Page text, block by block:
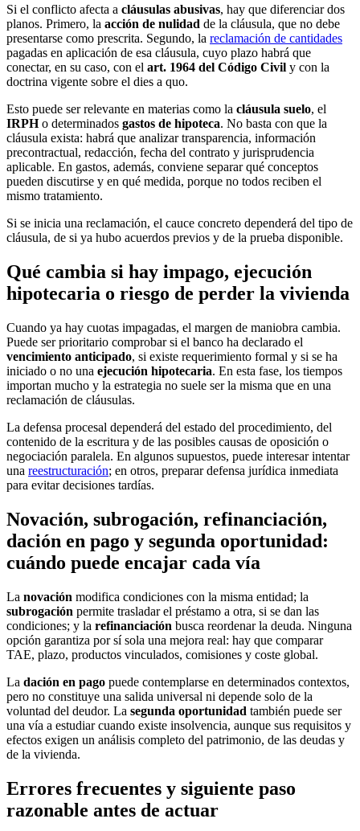
Si el conflicto afecta a cláusulas abusivas, hay que diferenciar dos
planos. Primero, la acción de nulidad de la cláusula, que no debe
presentarse como prescrita. Segundo, la reclamación de cantidades
pagadas en aplicación de esa cláusula, cuyo plazo habrá que
conectar, en su caso, con el art. 1964 del Código Civil y con la
doctrina vigente sobre el dies a quo.
Esto puede ser relevante en materias como la cláusula suelo, el
IRPHo determinados gastos de hipoteca. No basta con que la
cláusula exista: habrá que analizar transparencia, información
precontractual, redacción, fecha del contrato y jurisprudencia
aplicable. En gastos, además, conviene separar qué conceptos
pueden discutirse y en qué medida, porque no todos reciben el
mismo tratamiento.
Si se inicia una reclamación, el cauce concreto dependerá del tipo de
cláusula, de si ya hubo acuerdos previos y de la prueba disponible.
Qué cambia si hay impago, ejecución
hipotecaria o riesgo de perder la vivienda
Cuando ya hay cuotas impagadas, el margen de maniobra cambia.
Puede ser prioritario comprobar si el banco ha declarado el
vencimiento anticipado, si existe requerimiento formal y si se ha
iniciado o no una ejecución hipotecaria. En esta fase, los tiempos
importan mucho y la estrategia no suele ser la misma que en una
reclamación de cláusulas.
La defensa procesal dependerá del estado del procedimiento, del
contenido de la escritura y de las posibles causas de oposición o
negociación paralela. En algunos supuestos, puede interesar intentar
una reestructuración; en otros, preparar defensa jurídica inmediata
para evitar decisiones tardías.
Novación, subrogación, refinanciación,
dación en pago y segunda oportunidad:
cuándo puede encajar cada vía
La novación modifica condiciones con la misma entidad; la
subrogación permite trasladar el préstamo a otra, si se dan las
condiciones; y la refinanciación busca reordenar la deuda. Ninguna
opción garantiza por sí sola una mejora real: hay que comparar
TAE, plazo, productos vinculados, comisiones y coste global.
La dación en pago puede contemplarse en determinados contextos,
pero no constituye una salida universal ni depende solo de la
voluntad del deudor. La segunda oportunidad también puede ser
una vía a estudiar cuando existe insolvencia, aunque sus requisitos y
efectos exigen un análisis completo del patrimonio, de las deudas y
de la vivienda.
Errores frecuentes y siguiente paso
razonable antes de actuar